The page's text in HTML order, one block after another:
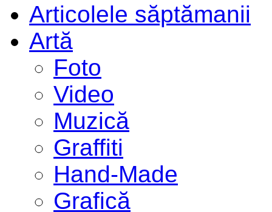
Articolele săptămanii
Artă
Foto
Video
Muzică
Graffiti
Hand-Made
Grafică